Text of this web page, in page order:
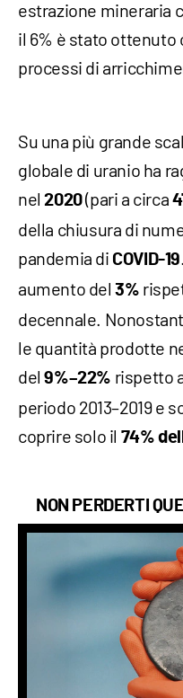
estrazione mineraria
il 6% è stato
processi di
Su una più grande
globale di uranio ha
nel2020(pari a circa
della chiusura di
pandemia di COVID-19
aumento del3%
decennale.
le quantità prodotte
del9%–22% rispetto
periodo 2013–2019 e
coprire solo il 74%
NON PERDERTI